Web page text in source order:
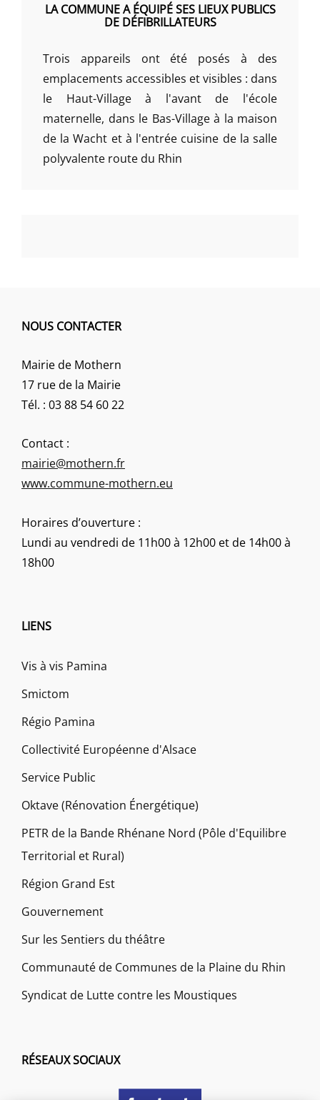
LA COMMUNE A ÉQUIPÉ SES LIEUX PUBLICS
DE DÉFIBRILLATEURS
Trois appareils ont été posés à des
emplacements accessibles et visibles : dans
le Haut-Village à l'avant de l'école
maternelle, dans le Bas-Village à la maison
de la Wacht et à l'entrée cuisine de la salle
polyvalente route du Rhin
NOUS CONTACTER
Mairie de Mothern
17 rue de la Mairie
Tél. : 03 88 54 60 22
Contact :
mairie@mothern.fr
www.commune-mothern.eu
Horaires d’ouverture :
Lundi au vendredi de 11h00 à 12h00 et de 14h00 à
18h00
LIENS
Vis à vis Pamina
Smictom
Régio Pamina
Collectivité Européenne d'Alsace
Service Public
Oktave (Rénovation Énergétique)
PETR de la Bande Rhénane Nord (Pôle d'Equilibre
Territorial et Rural)
Région Grand Est
Gouvernement
Sur les Sentiers du théâtre
Communauté de Communes de la Plaine du Rhin
Syndicat de Lutte contre les Moustiques
RÉSEAUX SOCIAUX